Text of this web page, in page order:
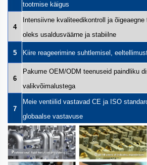
tootmise käigus
4
Intensiivne kvaliteedikontroll ja
oleks usaldusväärne ja stabiilne
5 Kiire reageerimine suhtlemisel,
6
Pakume OEM/ODM teenuseid paindliku
valikvõimalustega
7
Meie ventiilid vastavad CE ja ISO
globaalse vastavuse